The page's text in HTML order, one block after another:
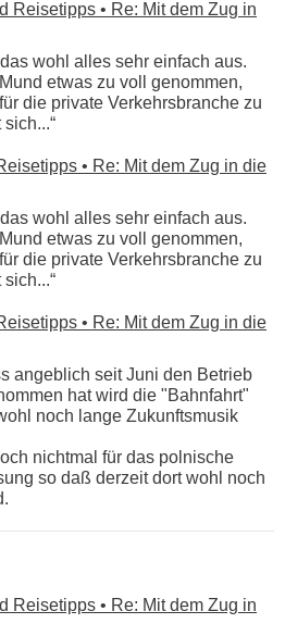
Reisetipps • Re: Mit dem Zug in
wohl alles sehr einfach aus.
etwas zu voll genommen,
die private Verkehrsbranche zu
• Re: Mit dem Zug in die
wohl alles sehr einfach aus.
etwas zu voll genommen,
die private Verkehrsbranche zu
• Re: Mit dem Zug in die
angeblich seit Juni den Betrieb
hat wird die "Bahnfahrt"
noch lange Zukunftsmusik
nichtmal für das polnische
so daß derzeit dort wohl noch
Reisetipps • Re: Mit dem Zug in